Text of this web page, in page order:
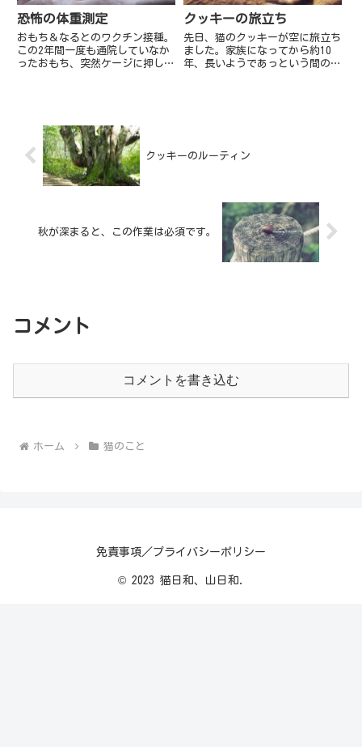
恐怖の体重測定
おもち＆なるとのワクチン接種。
この2年間一度も通院していなか
ったおもち、突然ケージに押し込
くて怖くてお漏らししてしまい
ま...
クッキーの旅立ち
先日、猫のクッキーが空に旅立ち
ました。家族になってから約10
年、長いようであっという間の時
クッキーのルーティン
秋が深まると、この作業は必須です。
コメント
コメントを書き込む
ホーム 猫のこと
免責事項／プライバシーポリシー
© 2023 猫日和、山日和.